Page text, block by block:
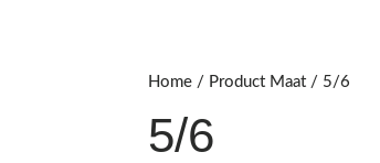
Home / Product Maat / 5/6
5/6